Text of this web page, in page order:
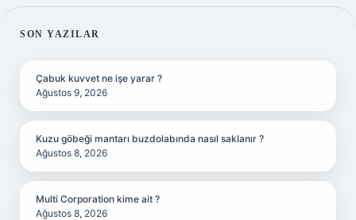
SIDEBAR
SON YAZILAR
Çabuk kuvvet ne işe yarar ?
Ağustos 9, 2026
Kuzu göbeği mantarı buzdolabında nasıl saklanır ?
Ağustos 8, 2026
Multi Corporation kime ait ?
Ağustos 8, 2026